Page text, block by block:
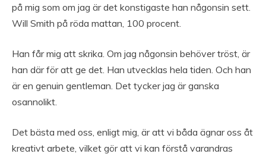
på mig som om jag är det konstigaste han någonsin sett.
Will Smith på röda mattan, 100 procent.
Han får mig att skrika. Om jag någonsin behöver tröst, är
han där för att ge det. Han utvecklas hela tiden. Och han
är en genuin gentleman. Det tycker jag är ganska
osannolikt.
Det bästa med oss, enligt mig, är att vi båda ägnar oss åt
kreativt arbete, vilket gör att vi kan förstå varandras